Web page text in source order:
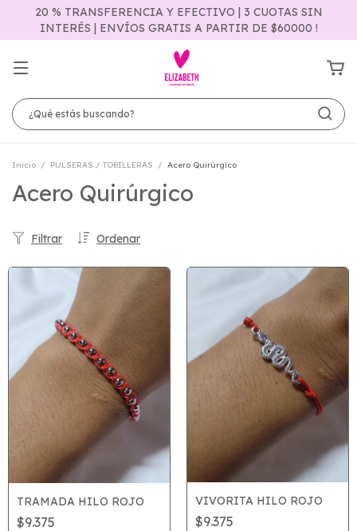
20 % TRANSFERENCIA Y EFECTIVO | 3 CUOTAS SIN
INTERÉS | ENVÍOS GRATIS A PARTIR DE $60000 !
Inicio / PULSERAS / TOBILLERAS / Acero Quirúrgico
Acero Quirúrgico
Ordenar
Filtrar
TRAMADA HILO ROJO
$9.375
VIVORITA HILO ROJO
$9.375